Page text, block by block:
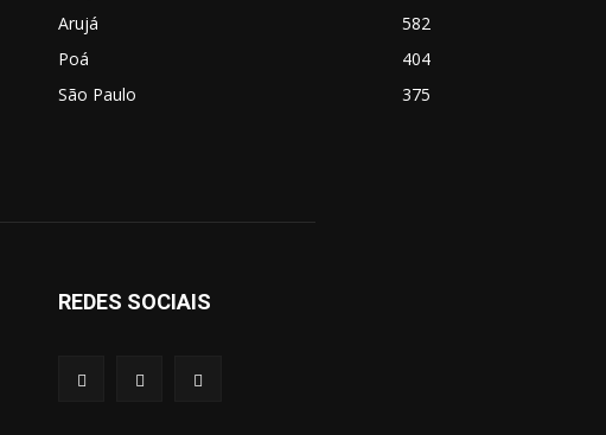
Arujá
582
Poá
404
São Paulo
375
REDES SOCIAIS